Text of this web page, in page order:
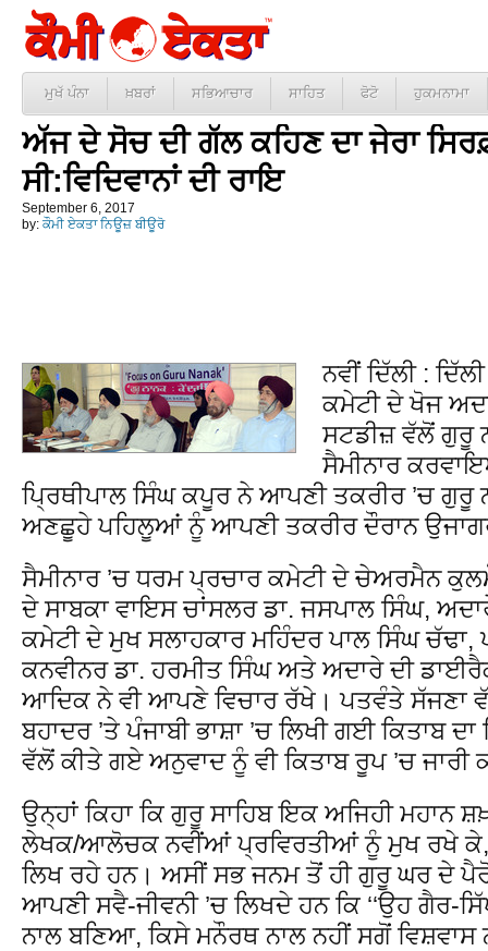
ਮੁਖੱ ਪੰਨਾ ਖ਼ਬਰਾਂ ਸਭਿਆਚਾਰ ਸਾਹਿਤ ਫੋਟੋ ਹੁਕਮਨਾਮਾ
ਅੱਜ ਦੇ ਸੋਚ ਦੀ ਗੱਲ ਕਹਿਣ ਦਾ ਜੇਰਾ
ਸੀ:ਵਿਦਿਵਾਨਾਂ ਦੀ ਰਾਇ
September 6, 2017
by: ਕੌਮੀ ਏਕਤਾ ਨਿਊਜ਼ ਬੀਊਰੋ
ਨਵੀਂ ਦਿੱਲੀ :
ਕਮੇਟੀ ਦੇ ਖੋਜ
ਸਟਡੀਜ਼ ਵੱਲੋਂ ਗੁਰੂ
ਸੈਮੀਨਾਰ
ਪ੍ਰਿਥੀਪਾਲ ਸਿੰਘ ਕਪੂਰ ਨੇ ਆਪਣੀ ਤਕਰੀਰ ’ਚ
ਅਣਛੂਹੇ ਪਹਿਲੂਆਂ ਨੂੰ ਆਪਣੀ ਤਕਰੀਰ ਦੌਰਾਨ
ਸੈਮੀਨਾਰ ’ਚ ਧਰਮ ਪ੍ਰਚਾਰ ਕਮੇਟੀ ਦੇ ਚੇਅਰਮੈਨ
ਦੇ ਸਾਬਕਾ ਵਾਇਸ ਚਾਂਸਲਰ ਡਾ. ਜਸਪਾਲ ਸਿੰਘ,
ਕਮੇਟੀ ਦੇ ਮੁਖ ਸਲਾਹਕਾਰ ਮਹਿੰਦਰ ਪਾਲ ਸਿੰਘ ਚੱਢਾ,
ਕਨਵੀਨਰ ਡਾ. ਹਰਮੀਤ ਸਿੰਘ ਅਤੇ ਅਦਾਰੇ ਦੀ
ਆਦਿਕ ਨੇ ਵੀ ਆਪਣੇ ਵਿਚਾਰ ਰੱਖੇ। ਪਤਵੰਤੇ ਸੱਜਣਾ
ਬਹਾਦਰ ’ਤੇ ਪੰਜਾਬੀ ਭਾਸ਼ਾ ’ਚ ਲਿਖੀ ਗਈ ਕਿਤਾਬ
ਵੱਲੋਂ ਕੀਤੇ ਗਏ ਅਨੁਵਾਦ ਨੂੰ ਵੀ ਕਿਤਾਬ ਰੂਪ ’ਚ ਜਾਰੀ
ਉਨ੍ਹਾਂ ਕਿਹਾ ਕਿ ਗੁਰੂ ਸਾਹਿਬ ਇਕ ਅਜਿਹੀ ਮਹਾਨ
ਲੇਖਕ/ਆਲੋਚਕ ਨਵੀਂਆਂ ਪ੍ਰਵਿਰਤੀਆਂ ਨੂੰ ਮੁਖ ਰਖੇ ਕੇ,
ਲਿਖ ਰਹੇ ਹਨ। ਅਸੀਂ ਸਭ ਜਨਮ ਤੋਂ ਹੀ ਗੁਰੂ ਘਰ ਦੇ
ਆਪਣੀ ਸਵੈ-ਜੀਵਨੀ ’ਚ ਲਿਖਦੇ ਹਨ ਕਿ ‘‘ਉਹ ਗੈਰ-
ਨਾਲ ਬਣਿਆ, ਕਿਸੇ ਮਨੌਰਥ ਨਾਲ ਨਹੀਂ ਸਗੋਂ ਵਿਸ਼ਵਾਸ